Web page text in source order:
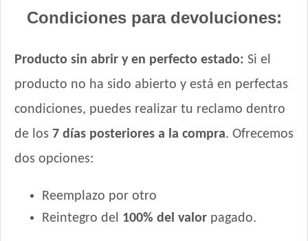
Condiciones para devoluciones:
Producto sin abrir y en perfecto estado: Si el
producto no ha sido abierto y está en perfectas
condiciones, puedes realizar tu reclamo dentro
de los 7 días posteriores a la compra. Ofrecemos
dos opciones:
Reemplazo por otro
Reintegro del 100% del valor pagado.